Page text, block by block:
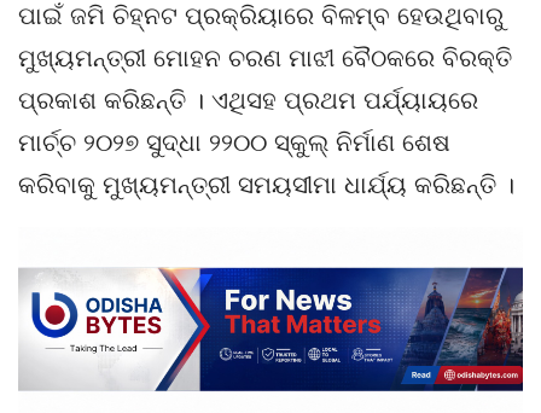
ପାଇଁ ଜମି ଚିହ୍ନଟ ପ୍ରକ୍ରିୟାରେ ବିଳମ୍ବ ହେଉଥିବାରୁ
ମୁଖ୍ୟମନ୍ତ୍ରୀ ମୋହନ ଚରଣ ମାଝୀ ବୈଠକରେ ବିରକ୍ତି
ପ୍ରକାଶ କରିଛନ୍ତି । ଏଥିସହ ପ୍ରଥମ ପର୍ଯ୍ୟାୟରେ
ମାର୍ଚ୍ଚ ୨୦୨୭ ସୁଦ୍ଧା ୨୨୦୦ ସ୍କୁଲ୍ ନିର୍ମାଣ ଶେଷ
କରିବାକୁ ମୁଖ୍ୟମନ୍ତ୍ରୀ ସମୟସୀମା ଧାର୍ଯ୍ୟ କରିଛନ୍ତି ।